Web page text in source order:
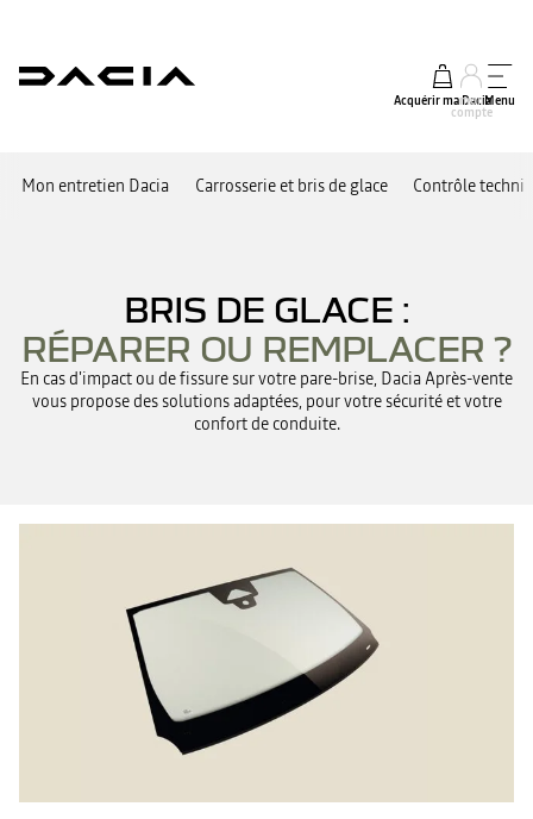
Acquérir ma Dacia
mon
compte
Menu
Mon entretien Dacia Carrosserie et bris de glace Contrôle
BRIS DE GLACE :
RÉPARER OU REMPLACER ?
En cas d'impact ou de fissure sur votre pare-brise, Dacia Après-vente
vous propose des solutions adaptées, pour votre sécurité et votre
confort de conduite.